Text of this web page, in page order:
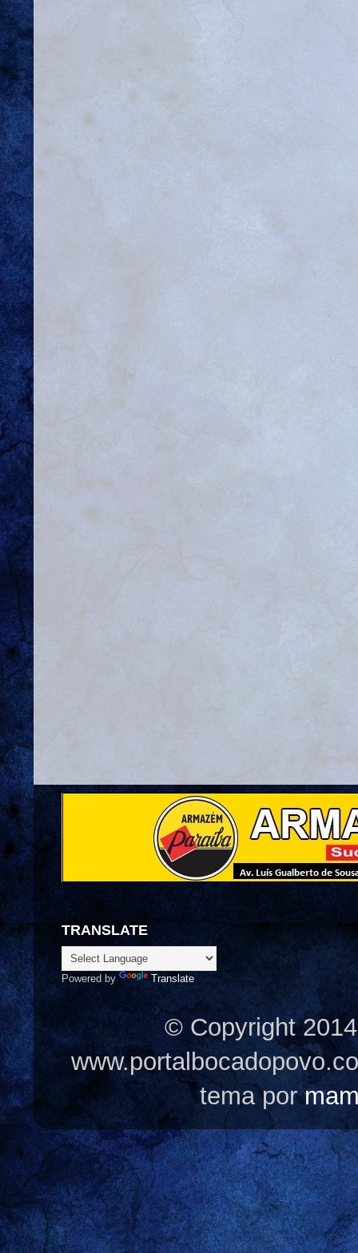
TRANSLATE
Powered by Translate
© Copyright
tema por